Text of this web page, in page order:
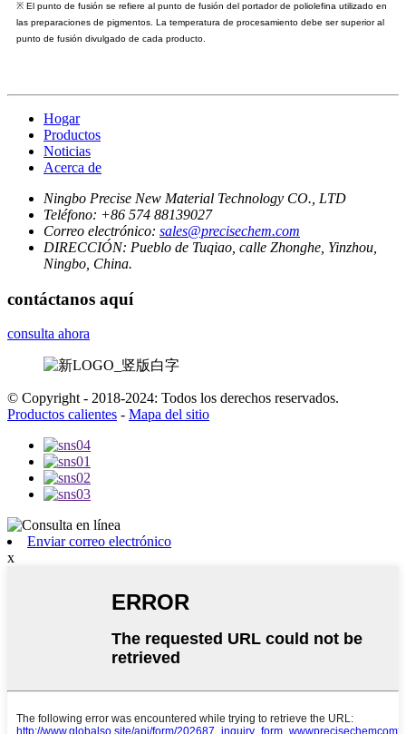
※ El punto de fusión se refiere al punto de fusión del portador de poliolefina utilizado en
las preparaciones de pigmentos. La temperatura de procesamiento debe ser superior al
punto de fusión divulgado de cada producto.
Hogar
Productos
Noticias
Acerca de
Ningbo Precise New Material Technology CO., LTD
Teléfono: +86 574 88139027
Correo electrónico: sales@precisechem.com
DIRECCIÓN: Pueblo de Tuqiao, calle Zhonghe, Yinzhou,
Ningbo, China.
contáctanos aquí
consulta ahora
© Copyright - 2018-2024: Todos los derechos reservados.
Productos calientes - Mapa del sitio
Enviar correo electrónico
x